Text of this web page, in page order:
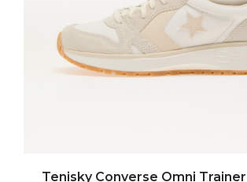
Tenisky Converse Omni